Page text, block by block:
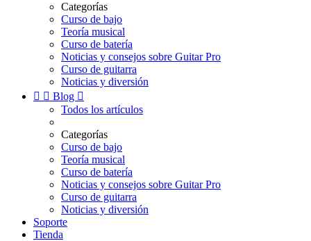
Categorías
Curso de bajo
Teoría musical
Curso de batería
Noticias y consejos sobre Guitar Pro
Curso de guitarra
Noticias y diversión
  Blog 
Todos los artículos
Categorías
Curso de bajo
Teoría musical
Curso de batería
Noticias y consejos sobre Guitar Pro
Curso de guitarra
Noticias y diversión
Soporte
Tienda